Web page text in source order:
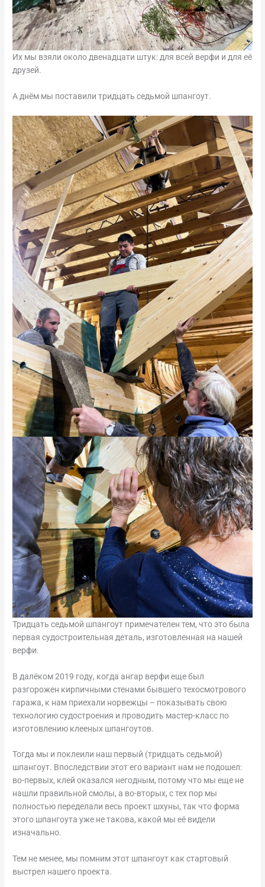
Их мы взяли около двенадцати штук: для всей верфи и для её
друзей.
А днём мы поставили тридцать седьмой шпангоут.
Тридцать седьмой шпангоут примечателен тем, что это была
первая судостроительная деталь, изготовленная на нашей
верфи.
В далёком 2019 году, когда ангар верфи еще был
разгорожен кирпичными стенами бывшего техосмотрового
гаража, к нам приехали норвежцы – показывать свою
технологию судостроения и проводить мастер-класс по
изготовлению клееных шпангоутов.
Тогда мы и поклеили наш первый (тридцать седьмой)
шпангоут. Впоследствии этот его вариант нам не подошел:
во-первых, клей оказался негодным, потому что мы еще не
нашли правильной смолы, а во-вторых, с тех пор мы
полностью переделали весь проект шхуны, так что форма
этого шпангоута уже не такова, какой мы её видели
изначально.
Тем не менее, мы помним этот шпангоут как стартовый
выстрел нашего проекта.